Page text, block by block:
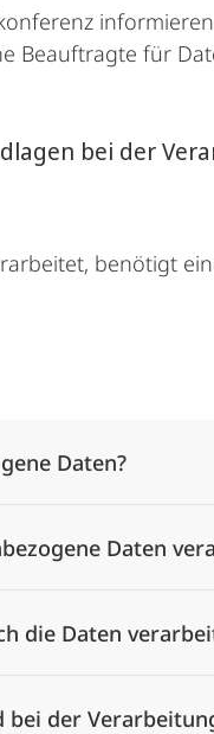
Beauftragte für
bei der
benötigt
Daten?
Daten
die Daten
bei der